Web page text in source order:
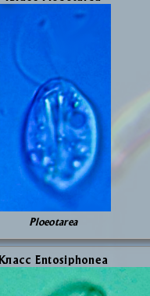
Ploeotarea
Класс Entosiphonea